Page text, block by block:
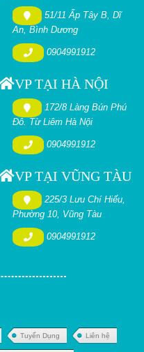
51/11 Ấp Tây B, Dĩ
An, Bình Dương
0904991912
VP TẠI HÀ NỘI
172/8 Làng Bún Phú
Đô. Từ Liêm Hà Nội
0904991912
VP TẠI VŨNG TÀU
225/3 Lưu Chí Hiếu,
Phường 10, Vũng Tàu
0904991912
Tuyển Dụng Liên hệ